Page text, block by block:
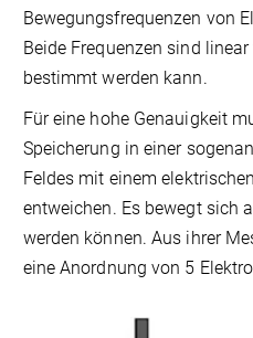
Bewegungsfrequenzen von
Beide Frequenzen sind
bestimmt werden kann.
Für eine hohe Genauigkeit
Speicherung in einer
Feldes mit einem
entweichen. Es bewegt sich
werden können. Aus ihrer
eine Anordnung von 5